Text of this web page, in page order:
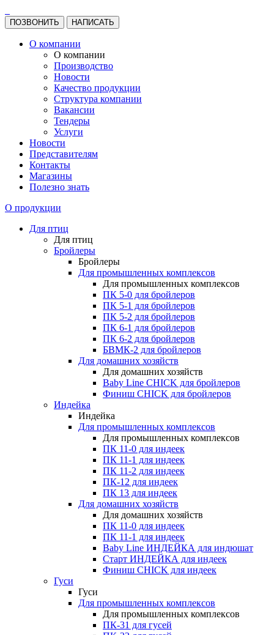
ПОЗВОНИТЬ НАПИСАТЬ
О компании
О компании
Производство
Новости
Качество продукции
Структура компании
Вакансии
Тендеры
Услуги
Новости
Представителям
Контакты
Магазины
Полезно знать
О продукции
Для птиц
Для птиц
Бройлеры
Бройлеры
Для промышленных комплексов
Для промышленных комплексов
ПК 5-0 для бройлеров
ПК 5-1 для бройлеров
ПК 5-2 для бройлеров
ПК 6-1 для бройлеров
ПК 6-2 для бройлеров
БВМК-2 для бройлеров
Для домашних хозяйств
Для домашних хозяйств
Baby Line CHICK для бройлеров
Финиш CHICK для бройлеров
Индейка
Индейка
Для промышленных комплексов
Для промышленных комплексов
ПК 11-0 для индеек
ПК 11-1 для индеек
ПК 11-2 для индеек
ПК-12 для индеек
ПК 13 для индеек
Для домашних хозяйств
Для домашних хозяйств
ПК 11-0 для индеек
ПК 11-1 для индеек
Baby Line ИНДЕЙКА для индюшат
Старт ИНДЕЙКА для индеек
Финиш CHICK для индеек
Гуси
Гуси
Для промышленных комплексов
Для промышленных комплексов
ПК-31 для гусей